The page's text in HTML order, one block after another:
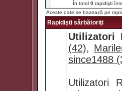
În total 0 rapidişti
Aceste date se bazează pe
Rapidişti sărbătoriţi
Utilizatori
(42),
since1488
Utilizatori